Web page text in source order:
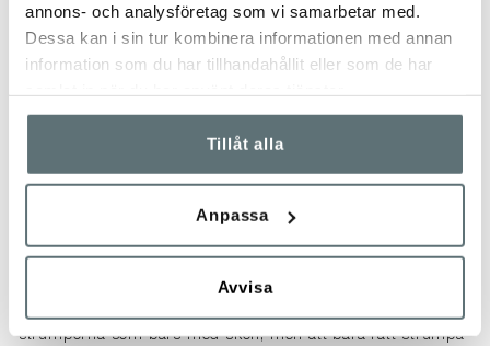
annons- och analysföretag som vi samarbetar med.
Dessa kan i sin tur kombinera informationen med annan
information som du har tillhandahållit eller som de har
Tillåt alla
Anpassa
Avvisa
HITTA RÄTT STORLEK
Tänk på att luft isolerar! Välj inte för liten storlek – du ska
kunna vicka och vrida på tårna i dina skor. Vi
rekommenderar att lågskor är ca 5 mm längre än din
fotlängd för att du ska få plats med t.ex. extra strumpor eller
promenad.
att välja den bästa strumpan för den avsedda användningen.
GORE-TEX®-membranets funktion påverkas inte av
strumporna som bärs med skon, men att bära rätt strumpa